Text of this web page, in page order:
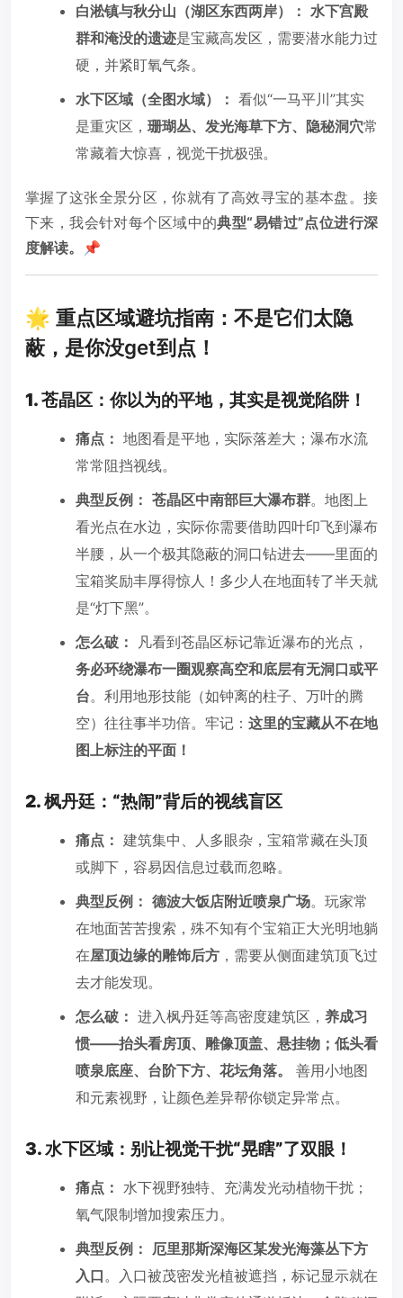
白淞镇与秋分山（湖区东西两岸）： 水下宫殿
群和淹没的遗迹是宝藏高发区，需要潜水能力过
硬，并紧盯氧气条。
水下区域（全图水域）： 看似“一马平川”其实
是重灾区， 珊瑚丛、发光海草下方、隐秘洞穴常
常藏着大惊喜，视觉干扰极强。
掌握了这张全景分区，你就有了高效寻宝的基本盘。接
下来，我会针对每个区域中的典型“易错过”点位进行深
度解读。📌
🌟 重点区域避坑指南：不是它们太隐
蔽，是你没get到点！
1. 苍晶区：你以为的平地，其实是视觉陷阱！
痛点： 地图看是平地，实际落差大；瀑布水流
常常阻挡视线。
典型反例： 苍晶区中南部巨大瀑布群。地图上
看光点在水边，实际你需要借助四叶印飞到瀑布
半腰，从一个极其隐蔽的洞口钻进去——里面的
宝箱奖励丰厚得惊人！多少人在地面转了半天就
是“灯下黑”。
怎么破：
凡看到苍晶区标记靠近瀑布的光点，
务必环绕瀑布一圈观察高空和底层有无洞口或平
台。利用地形技能（如钟离的柱子、万叶的腾
空）往往事半功倍。牢记： 这里的宝藏从不在地
图上标注的平面！
2. 枫丹廷：“热闹”背后的视线盲区
痛点： 建筑集中、人多眼杂，宝箱常藏在头顶
或脚下，容易因信息过载而忽略。
典型反例： 德波大饭店附近喷泉广场。玩家常
在地面苦苦搜索，殊不知有个宝箱正大光明地躺
在屋顶边缘的雕饰后方 ，需要从侧面建筑顶飞过
去才能发现。
怎么破： 进入枫丹廷等高密度建筑区， 养成习
惯——抬头看房顶、雕像顶盖、悬挂物；低头看
喷泉底座、台阶下方、花坛角落。
善用小地图
和元素视野，让颜色差异帮你锁定异常点。
3. 水下区域：别让视觉干扰“晃瞎”了双眼！
痛点： 水下视野独特、充满发光动植物干扰；
氧气限制增加搜索压力。
典型反例：
厄里那斯深海区某发光海藻丛下方
入口 。入口被茂密发光植被遮挡，标记显示就在